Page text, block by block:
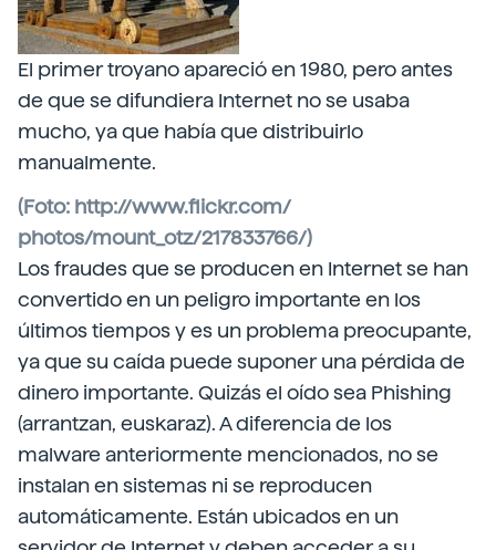
El primer troyano apareció en 1980, pero antes
de que se difundiera Internet no se usaba
mucho, ya que había que distribuirlo
manualmente.
(Foto: http://www.flickr.com/
photos/mount_otz/217833766/)
Los fraudes que se producen en Internet se han
convertido en un peligro importante en los
últimos tiempos y es un problema preocupante,
ya que su caída puede suponer una pérdida de
dinero importante. Quizás el oído sea Phishing
(arrantzan, euskaraz). A diferencia de los
malware anteriormente mencionados, no se
instalan en sistemas ni se reproducen
automáticamente. Están ubicados en un